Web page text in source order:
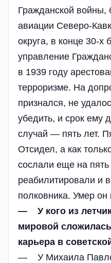
Гражданской войны,
авиации Северо-
округа, в конце 30-х
управление
в 1939 году
терроризме. На
признался, не
убедить, и срок ему
случай — пять лет.
Отсидел, а как
сослали еще на
реабилитировали и
полковника. Умер он
— У кого из
мировой
карьера в
— У Михаила